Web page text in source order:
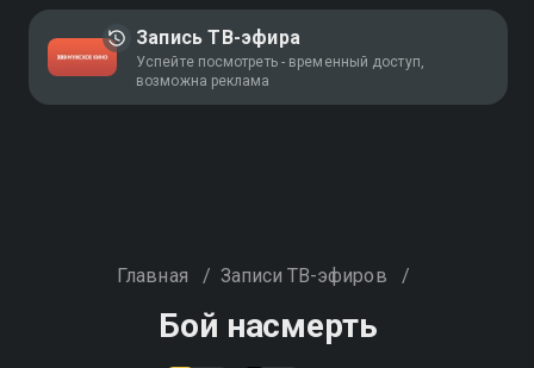
Запись ТВ-эфира
Успейте посмотреть - временный доступ,
возможна реклама
Главная / Записи ТВ-эфиров /
Бой насмерть